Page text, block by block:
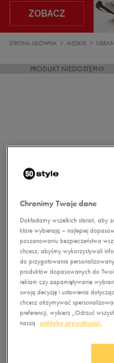
STRONA GŁÓWNA MĘSKIE
PRODUKT NIEDOSTĘPNY
Chronimy Twoje dane
Dokładamy wszelkich starań, aby
które wybierają – najlepiej
poszanowaniu bezpieczeństwa
chcesz, abyśmy wykorzystywali
do przygotowania
produktów dopasowanych do
reklam czy zapamiętywanie
swoją decyzję i ustawienia
chcesz otrzymywać
preferencji, wybierz „Odrzuć
naszą
politykę prywatności.